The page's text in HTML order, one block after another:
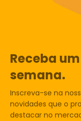
Receba
semana.
Inscreva-se na
novidades que o
destacar no